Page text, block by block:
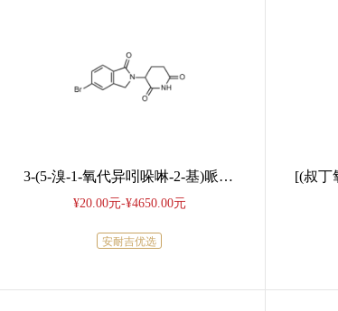
3-(5-溴-1-氧代异吲哚啉-2-基)哌啶-2,6-二酮
¥20.00元-¥4650.00元
安耐吉优选